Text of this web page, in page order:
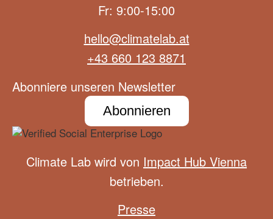
Fr: 9:00-15:00
hello@climatelab.at
+43 660 123 8871
Abonniere unseren Newsletter
Abonnieren
Climate Lab wird von Impact Hub Vienna
betrieben.
Presse